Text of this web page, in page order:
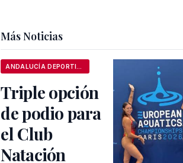
Más Noticias
Triple opción
de podio para
el Club
Natación